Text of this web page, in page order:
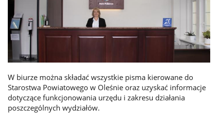
W biurze można składać wszystkie pisma kierowane do
Starostwa Powiatowego w Oleśnie oraz uzyskać informacje
dotyczące funkcjonowania urzędu i zakresu działania
poszczególnych wydziałów.